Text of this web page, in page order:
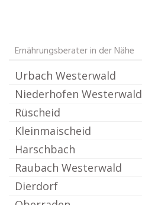
Ernährungsberater in der Nähe
Urbach Westerwald
Niederhofen Westerwald
Rüscheid
Kleinmaischeid
Harschbach
Raubach Westerwald
Dierdorf